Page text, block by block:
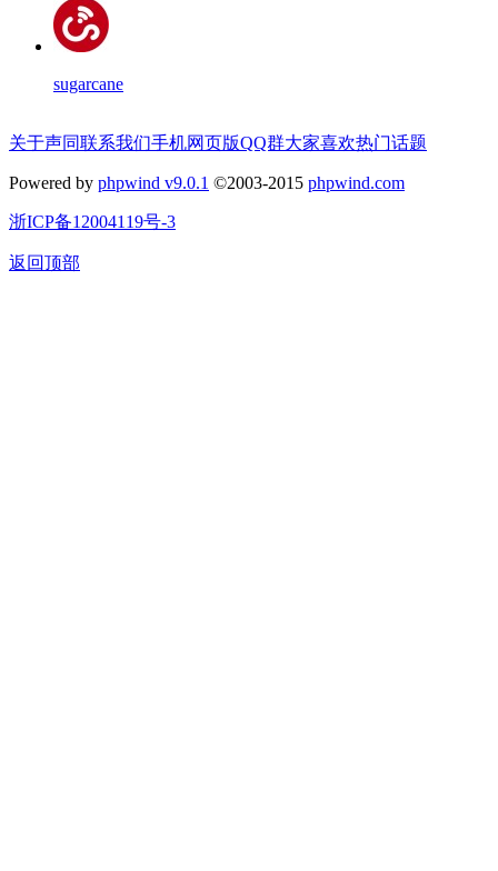
sugarcane
关于声同联系我们手机网页版QQ群大家喜欢热门话题
Powered by phpwind v9.0.1 ©2003-2015 phpwind.com
浙ICP备12004119号-3
返回顶部